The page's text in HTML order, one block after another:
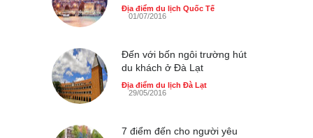
tiên qua cửa khẩu Móng Cái
Thực hư cây cầu gỗ dài
nhất Việt Nam bị ‘xóa sổ’
sau lũ
Bún cá thố và bánh canh
Địa điểm du lịch Quốc Tế
01/07/2016
Đến với bốn ngôi trường hút
du khách ở Đà Lạt
Địa điểm du lịch Đà Lạt
29/05/2016
7 điểm đến cho người yêu